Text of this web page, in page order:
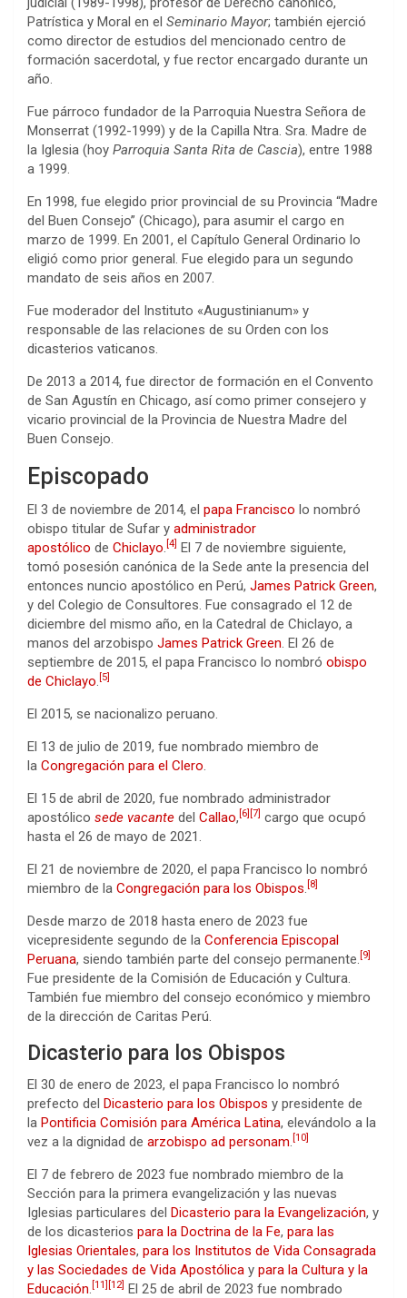
Patrística y Moral en el Seminario Mayor; también ejerció
como director de estudios del mencionado centro de
formación sacerdotal, y fue rector encargado durante un
año.
Fue párroco fundador de la Parroquia Nuestra Señora de
Monserrat (1992-1999) y de la Capilla Ntra. Sra. Madre de
la Iglesia (hoy Parroquia Santa Rita de Cascia), entre 1988
a 1999.
En 1998, fue elegido prior provincial de su Provincia “Madre
del Buen Consejo” (Chicago), para asumir el cargo en
marzo de 1999. En 2001, el Capítulo General Ordinario lo
eligió como prior general. Fue elegido para un segundo
mandato de seis años en 2007.
Fue moderador del Instituto «Augustinianum» y
responsable de las relaciones de su Orden con los
dicasterios vaticanos.
De 2013 a 2014, fue director de formación en el Convento
de San Agustín en Chicago, así como primer consejero y
vicario provincial de la Provincia de Nuestra Madre del
Buen Consejo.
Episcopado
El 3 de noviembre de 2014, el papa Francisco lo nombró
obispo titular de Sufar y administrador
apostólico de Chiclayo [4] ​ El 7 de noviembre siguiente,
tomó posesión canónica de la Sede ante la presencia del
entonces nuncio apostólico en Perú, James Patrick Green,
y del Colegio de Consultores. Fue consagrado el 12 de
diciembre del mismo año, en la Catedral de Chiclayo, a
manos del arzobispo James Patrick Green . El 26 de
septiembre de 2015, el papa Francisco lo nombró obispo
de Chiclayo [5]
El 2015, se nacionalizo peruano.
El 13 de julio de 2019, fue nombrado miembro de
la Congregación para el Clero
El 15 de abril de 2020, fue nombrado administrador
apostólico sede vacante del Callao, [6] [7] ​ cargo que ocupó
hasta el 26 de mayo de 2021.
El 21 de noviembre de 2020, el papa Francisco lo nombró
miembro de la Congregación para los Obispos [8]
Desde marzo de 2018 hasta enero de 2023 fue
vicepresidente segundo de la Conferencia Episcopal
Peruana, siendo también parte del consejo permanente. [9]
Fue presidente de la Comisión de Educación y Cultura.
También fue miembro del consejo económico y miembro
de la dirección de Caritas Perú.
Dicasterio para los Obispos
El 30 de enero de 2023, el papa Francisco lo nombró
prefecto del Dicasterio para los Obispos y presidente de
la Pontificia Comisión para América Latina, elevándolo a la
vez a la dignidad de arzobispo ad personam [10]
El 7 de febrero de 2023 fue nombrado miembro de la
Sección para la primera evangelización y las nuevas
Iglesias particulares del Dicasterio para la Evangelización, y
de los dicasterios para la Doctrina de la Fe, para las
Iglesias Orientales, para los Institutos de Vida Consagrada
y las Sociedades de Vida Apostólica y para la Cultura y la
Educación [11] [12] ​ El 25 de abril de 2023 fue nombrado